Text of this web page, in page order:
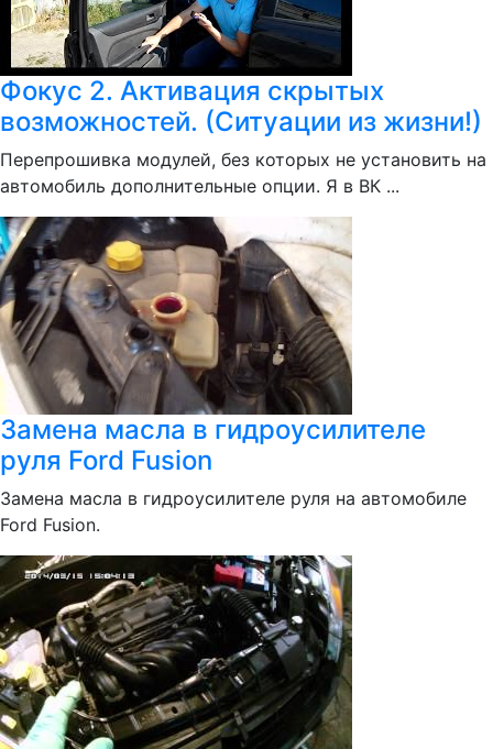
Фокус 2. Активация скрытых
возможностей. (Ситуации из жизни!)
Перепрошивка модулей, без которых не установить на
автомобиль дополнительные опции. Я в ВК ...
Замена масла в гидроусилителе
руля Ford Fusion
Замена масла в гидроусилителе руля на автомобиле
Ford Fusion.